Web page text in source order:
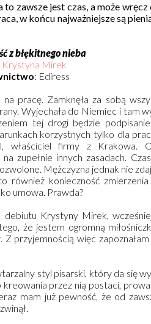
zawsze jest czas, a może
w końcu najważniejsze są
z błękitnego nieba
Krystyna Mirek
: Ediress
pracę. Zamknęła za sobą
Wyjechała do Niemiec i tam
tej drogi będzie
korzystnych tylko dla
właściciel firmy z Krakowa.
zupełnie innych zasadach.
Mężczyzna jednak nie
również konieczność
umowa. Prawda?
debiutu Krystyny Mirek,
że jestem ogromną
przyjemnością więc
styl pisarski, który da się
przez nią postaci,
mam już pewność, że od